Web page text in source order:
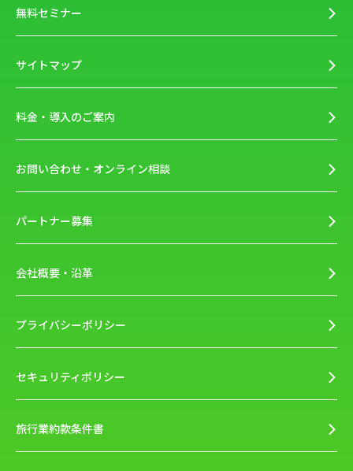
無料セミナー
サイトマップ
料金・導入のご案内
お問い合わせ・オンライン相談
パートナー募集
会社概要・沿革
プライバシーポリシー
セキュリティポリシー
旅行業約款条件書